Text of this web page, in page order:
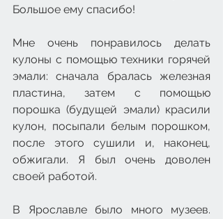
Большое ему спасибо!
Мне очень понравилось делать
кулоны с помощью техники горячей
эмали: сначала бралась железная
пластина, затем с помощью
порошка (будущей эмали) красили
кулон, посыпали белым порошком,
после этого сушили и, наконец,
обжигали. Я был очень доволен
своей работой.
В Ярославле было много музеев.